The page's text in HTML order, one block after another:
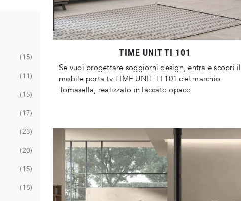
TIME UNIT TI 101
Se vuoi progettare soggiorni design, entra e scopri il
mobile porta tv TIME UNIT TI 101 del marchio
Tomasella, realizzato in laccato opaco
15
11
15
17
23
20
15
18